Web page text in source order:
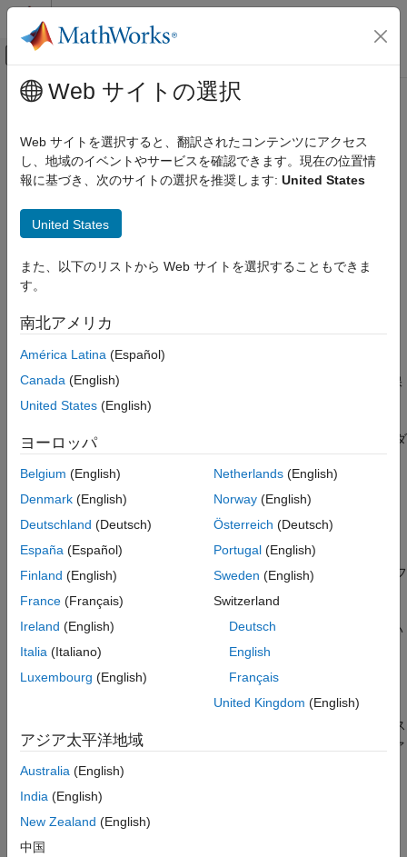
コンテンツへスキップ
オフキャンバス ナビゲーション メ
ドキュメンテーションのホーム
Computer Vision Toolbox
グラウンド トゥルースのイメージおよびビデ
AI モデル学習に向けたグラウンド トゥルース
の使用
Computer Vision Toolbox
イメージとビデオの分類
ビデオ分類
項目一覧
構文
説明
例
名前と値の引数
出力引数
バージョン履歴
参考
メインコンテンツ
folders2labels
フォルダー名からのラベル リストの取得
構文
lbls = folders2labels(loc,Name,Value)
lbls = folders2labels(ds)
説明
この関数は、機械学習または深層学習の分類問題の作業におい
て、ラベル付きデータがその対応するラベル名のフォルダーに保
存されている場合に使用します。
lbls= folders2labels(
で指定されたフォルダ
ー名に基づいてラベルのリストを作成します。
例
= folders2labels(
は、名前と値のペアを
使用して追加の入力引数を指定します。たとえ
ば、'FileExtensions','.mat'
では、ラベルのスキャンに .mat フ
lbls = folders2labels( dsに含まれるファイルに基づい
てラベルのリストを作成します。
dsは、
matlab.io.datastore.BlockedFileSet オブジェクトです。
は、さらにファイルのリス
トを返します。lbls
番目のファ
イルのラベルに対応します。
例
Web サイトの選択
Web サイトを選択すると、翻訳されたコンテンツにアクセス
し、地域のイベントやサービスを確認できます。現在の位置情
報に基づき、次のサイトの選択を推奨します: United States
United States
また、以下のリストから Web サイトを選択することもできま
す。
南北アメリカ
América Latina (Español)
Canada (English)
United States (English)
ヨーロッパ
Belgium (English)
Denmark (English)
Deutschland (Deutsch)
España (Español)
Finland (English)
France (Français)
Ireland (English)
Italia (Italiano)
Luxembourg (English)
Netherlands(English)
Norway(English)
Österreich (Deutsch)
Portugal(English)
Sweden (English)
Switzerland
Deutsch
English
Français
United Kingdom (English)
アジア太平洋地域
Australia (English)
India (English)
New Zealand (English)
中国